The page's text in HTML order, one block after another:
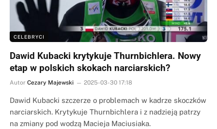
CELEBRYCI
Dawid Kubacki krytykuje Thurnbichlera. Nowy
etap w polskich skokach narciarskich?
Autor Cezary Majewski 2025-03-30 17:18
Dawid Kubacki szczerze o problemach w kadrze skoczków
narciarskich. Krytykuje Thurnbichlera i z nadzieją patrzy
na zmiany pod wodzą Macieja Maciusiaka.